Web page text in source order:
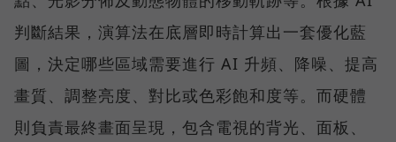
判斷結果，演算法在底層即時計算出一套優化藍
圖，決定哪些區域需要進行 AI 升頻、降噪、提高
畫質、調整亮度、對比或色彩飽和度等。而硬體
則負責最終畫面呈現，包含電視的背光、面板、